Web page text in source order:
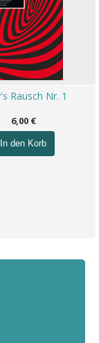
Rausch Nr. 1
6,00 €
In den Korb